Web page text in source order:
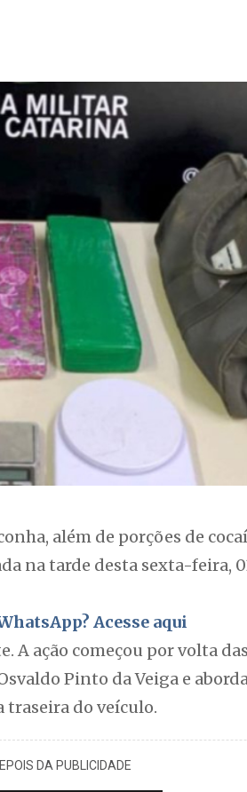
além de porções de
na tarde desta sexta-feira,
Acesse aqui
A ação começou por volta
Pinto da Veiga e
do veículo.
DA PUBLICIDADE